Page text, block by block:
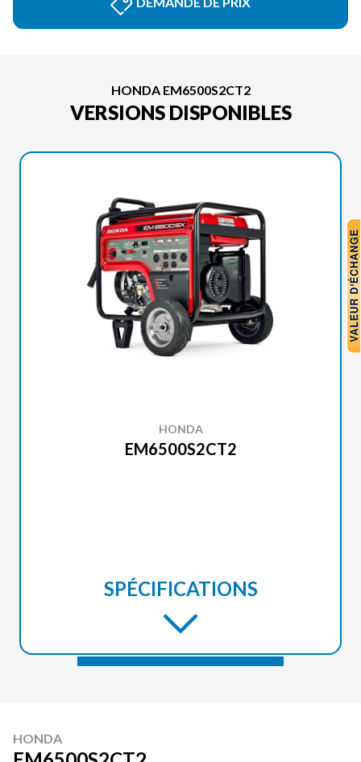
HONDA EM6500S2CT2
VERSIONS DISPONIBLES
HONDA
EM6500S2CT2
SPÉCIFICATIONS
HONDA